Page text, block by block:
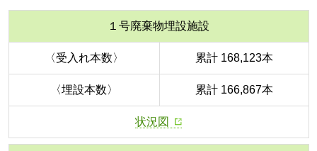
１号廃棄物埋設施設
〈受入れ本数〉 累計 168,123本
〈埋設本数〉 累計 166,867本
状況図